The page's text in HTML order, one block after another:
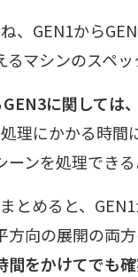
、GEN1から
マシンのスペッ
に関しては
理にかかる時
ーンを処理でき
とめると、
方向の展開の両
間をかけてでも